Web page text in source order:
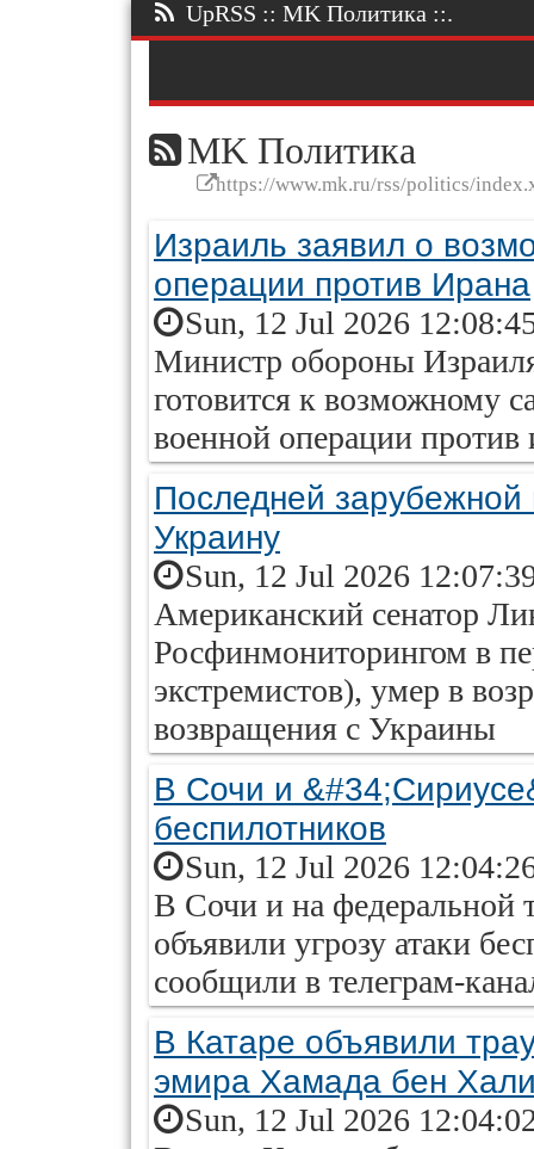
UpRSS :: MK Политика ::.
MK Политика
https://www.mk.ru/rss/politics/
Израиль заявил о
операции против Ирана
Sun, 12 Jul 2026
Министр обороны
готовится к возможному
военной операции против
Последней зарубежной
Украину
Sun, 12 Jul 2026
Американский сенатор
Росфинмониторингом в
экстремистов), умер в
возвращения с Украины
В Сочи и
беспилотников
Sun, 12 Jul 2026
В Сочи и на федеральной
объявили угрозу атаки
сообщили в телеграм-
В Катаре объявили
эмира Хамада бен
Sun, 12 Jul 2026